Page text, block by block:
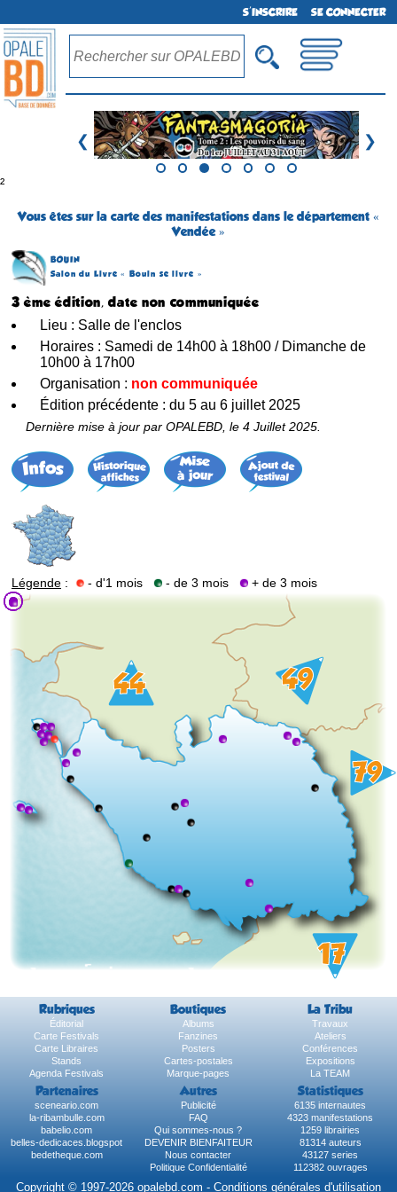
S'INSCRIRE SE CONNECTER
❮ ❯
²
Vous êtes sur la carte des manifestations dans le département «
Vendée »
BOUIN
Salon du Livre « Bouin se livre »
3 ème édition, date non communiquée
Lieu : Salle de l'enclos
Horaires : Samedi de 14h00 à 18h00 / Dimanche de
10h00 à 17h00
Organisation : non communiquée
Édition précédente : du 5 au 6 juillet 2025
Dernière mise à jour par OPALEBD, le 4 Juillet 2025.
Légende : - d'1 mois - de 3 mois + de 3 mois
Rubriques Boutiques La Tribu
Éditorial Albums
Travaux
Carte Festivals
Fanzines
Ateliers
Carte Libraires
Posters
Conférences
Stands
Cartes-postales
Expositions
Agenda Festivals
Marque-pages La TEAM
Partenaires Autres Statistiques
sceneario.com Publicité
6135 internautes
la-ribambulle.com
FAQ
4323 manifestations
babelio.com
Qui sommes-nous ?
1259 librairies
belles-dedicaces.blogspot
DEVENIR BIENFAITEUR
81314 auteurs
bedetheque.com
Nous contacter
43127 series
Politique Confidentialité
112382 ouvrages
Copyright © 1997-2026 opalebd.com - Conditions générales d'utilisation